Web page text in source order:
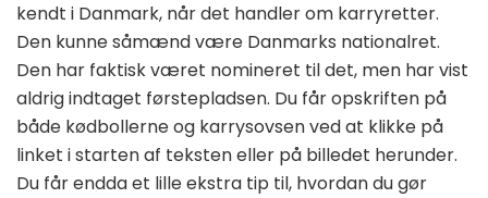
kendt i Danmark, når det handler om karryretter.
Den kunne såmænd være Danmarks nationalret.
Den har faktisk været nomineret til det, men har vist
aldrig indtaget førstepladsen. Du får opskriften på
både kødbollerne og karrysovsen ved at klikke på
linket i starten af teksten eller på billedet herunder.
Du får endda et lille ekstra tip til, hvordan du gør